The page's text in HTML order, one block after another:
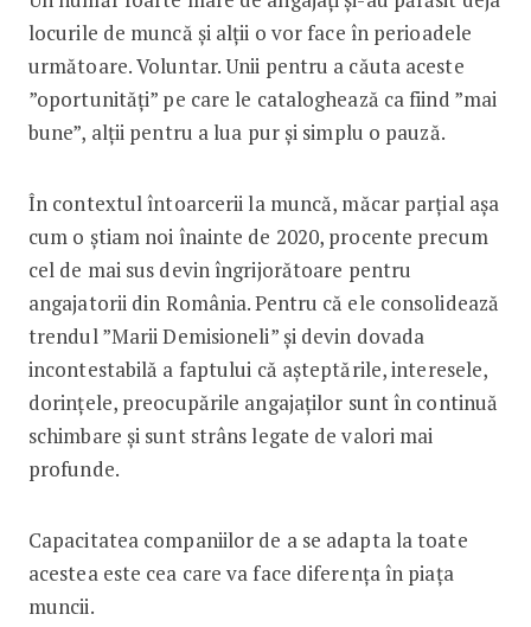
locurile de muncă și alții o vor face în perioadele
următoare. Voluntar. Unii pentru a căuta aceste
”oportunități” pe care le cataloghează ca fiind ”mai
bune”, alții pentru a lua pur și simplu o pauză.
În contextul întoarcerii la muncă, măcar parțial așa
cum o știam noi înainte de 2020, procente precum
cel de mai sus devin îngrijorătoare pentru
angajatorii din România. Pentru că ele consolidează
trendul ”Marii Demisioneli” și devin dovada
incontestabilă a faptului că așteptările, interesele,
dorințele, preocupările angajaților sunt în continuă
schimbare și sunt strâns legate de valori mai
profunde.
Capacitatea companiilor de a se adapta la toate
acestea este cea care va face diferența în piața
muncii.